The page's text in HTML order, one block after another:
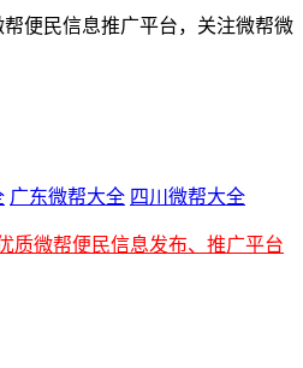
便民信息推广平台，关注微帮微
广东微帮大全 四川微帮大全
质微帮便民信息发布、推广平台